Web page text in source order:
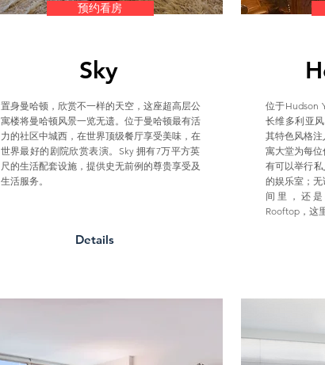
Sky
预约看房
置身曼哈顿，欣赏不一样的天空，这座超高层公
寓楼将曼哈顿风景一览无遗。位于曼哈顿最有活
力的社区中城西，在世界顶级餐厅享受美味，在
世界最好的剧院欣赏表演。Sky 拥有7万平方英
尺的生活配套设施，提供史无前例的尊贵享受及
生活服务。
Details
位于Hudson
长维多利亚
其特色风格
寓大堂为每
有可以举行
的娱乐室；
间里，还
Rooftop，这